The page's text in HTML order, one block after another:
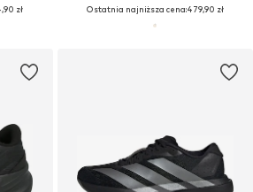
zł Ostatnia najniższa cena:479,90 zł